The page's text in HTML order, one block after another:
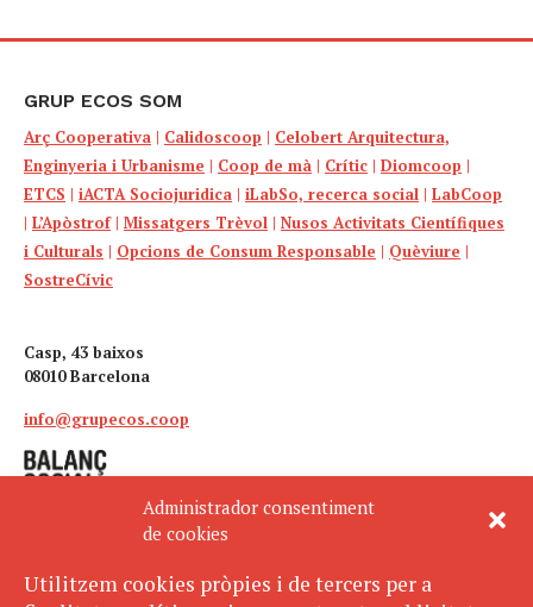
Administrador consentiment
de cookies
Utilitzem cookies pròpies i de tercers per a
GRUP ECOS SOM
Arç Cooperativa | Calidoscoop | Celobert Arquitectura,
Enginyeria i Urbanisme | Coop de mà | Crític | Diomcoop |
ETCS | iACTA Sociojuridica | iLabSo, recerca social | LabCoop
| L’Apòstrof| Missatgers Trèvol | Nusos Activitats Científiques
i Culturals | Opcions de Consum Responsable | Quèviure |
SostreCívic
Casp, 43 baixos
08010 Barcelona
info@grupecos.coop